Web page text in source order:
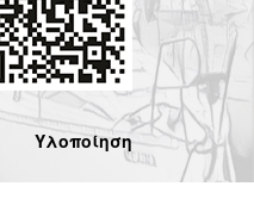
Υλοποίηση